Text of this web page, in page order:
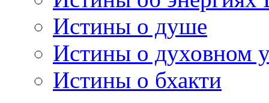
Истины о душе
Истины о духовном
Истины о бхакти